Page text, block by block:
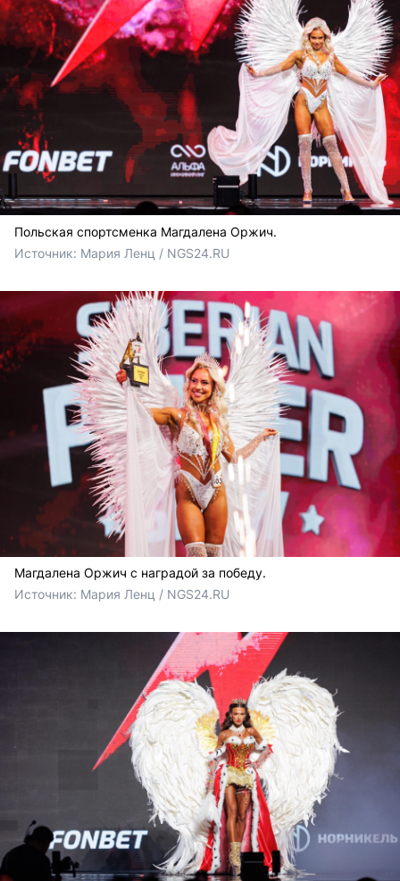
Польская спортсменка Магдалена Оржич.
Источник: Мария Ленц / NGS24.RU
Магдалена Оржич с наградой за победу.
Источник: Мария Ленц / NGS24.RU